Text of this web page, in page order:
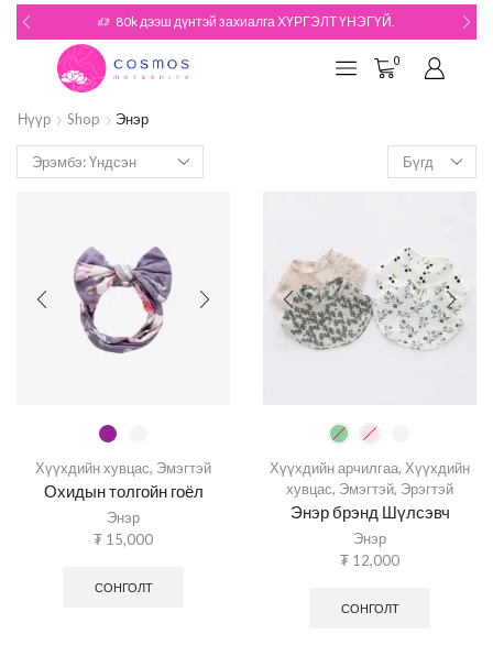
80k дээш дүнтэй захиалга ХҮРГЭЛТ ҮНЭГҮЙ.
0
Нүүр Shop Энэр
Хүүхдийн хувцас, Эмэгтэй
Охидын толгойн гоёл
Энэр
₮ 15,000
СОНГОЛТ
Хүүхдийн арчилгаа, Хүүхдийн
хувцас, Эмэгтэй, Эрэгтэй
Энэр брэнд Шүлсэвч
Энэр
₮ 12,000
СОНГОЛТ